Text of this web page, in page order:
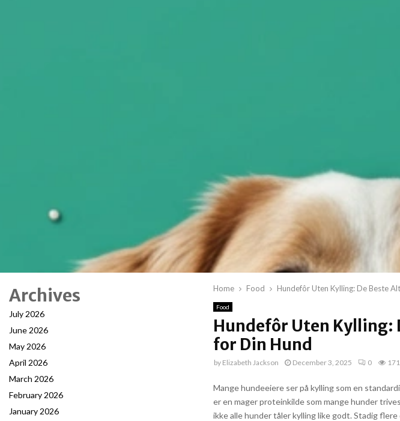
Home Food Hundefôr Uten Kylling: De Beste
Food
Hundefôr Uten Kylling:
for Din Hund
by Elizabeth Jackson December 3, 2025 0 171
Mange hundeeiere ser på kylling som en
er en mager proteinkilde som mange hunder
ikke alle hunder tåler kylling like godt. Stadig
Archives
July 2026
June 2026
May 2026
April 2026
March 2026
February 2026
January 2026